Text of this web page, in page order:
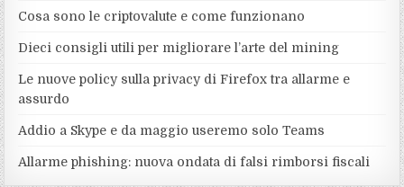
Cosa sono le criptovalute e come funzionano
Dieci consigli utili per migliorare l’arte del mining
Le nuove policy sulla privacy di Firefox tra allarme e
assurdo
Addio a Skype e da maggio useremo solo Teams
Allarme phishing: nuova ondata di falsi rimborsi fiscali